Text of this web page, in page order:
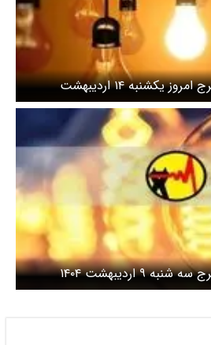
یکشنبه ۱۴ اردیبهشت
۹ اردیبهشت ۱۴۰۴